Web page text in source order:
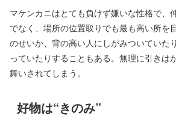
マケンカニはとても負けず嫌いな性格で、
でなく、場所の位置取りでも最も高い所を
のせいか、背の高い人にしがみついていた
っていたりすることもある。無理に引きは
舞いされてしまう。
好物は“きのみ”